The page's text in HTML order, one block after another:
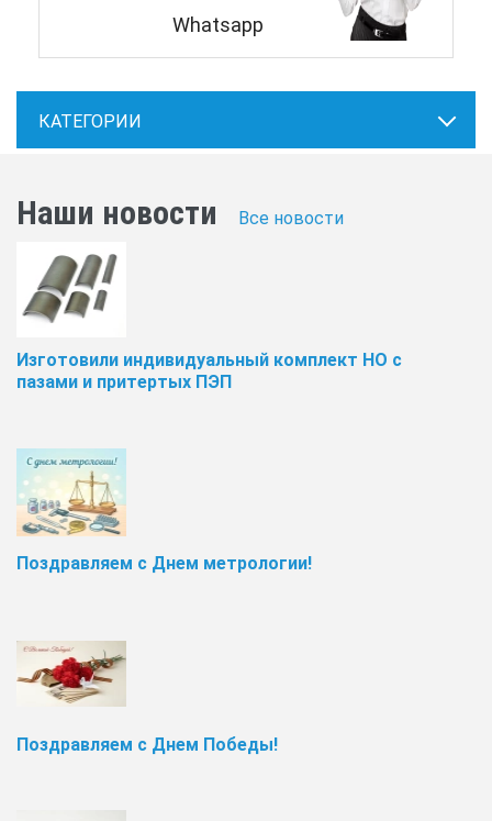
КАТЕГОРИИ
Whatsapp
Наши новости Все новости
Изготовили индивидуальный комплект НО с
пазами и притертых ПЭП
Поздравляем с Днем метрологии!
Поздравляем с Днем Победы!